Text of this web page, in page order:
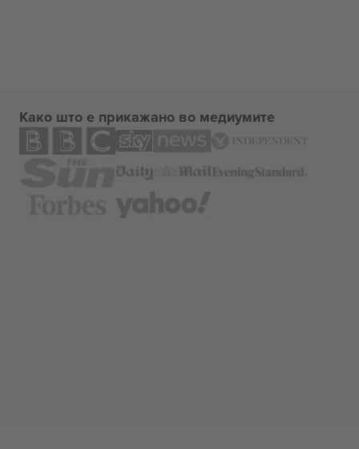
Како што е прикажано во медиумите